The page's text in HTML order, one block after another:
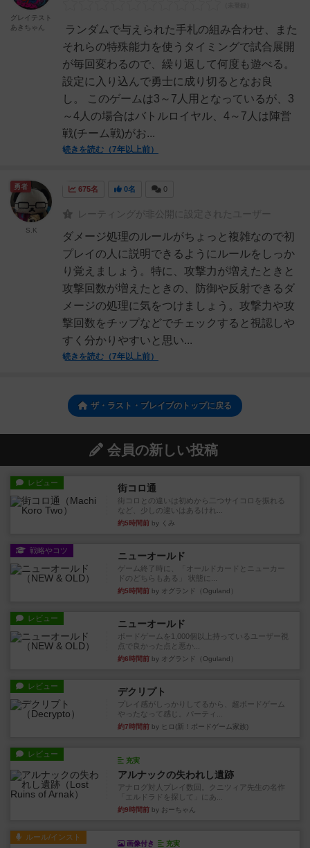
ランダムで与えられた手札の組み合わせ、また
それらの特殊能力を使うタイミングで試合展開
が毎回変わるので、繰り返して何度も遊べる。
設定に入り込んで勇士に成り切るとなお良
し。 このゲームは3～7人用となっているが、3
～4人の場合はバトルロイヤル、4～7人は陣営
戦(チーム戦)がお...
続きを読む（7年以上前）
グレイテスト
あきちゃん
675名 0名 0
レーティングが非公開に設定されたユーザー
ダメージ処理のルールがちょっと複雑なので初
プレイの人に説明できるようにルールをしっか
り覚えましょう。特に、攻撃力が増えたときと
攻撃回数が増えたときの、防御や反射できるダ
メージの処理に気をつけましょう。攻撃力や攻
撃回数をチップなどでチェックすると視認しや
すく分かりやすいと思い...
続きを読む（7年以上前）
勇者
S.K
ザ・ラスト・ブレイブのトップに戻る
会員の新しい投稿
レビュー 街コロ通
街コロとの違いは初めから二つサイコロを振れる
など、少しの違いはあるけれ...
約5時間前 by くみ
戦略やコツ ニューオールド
ゲーム終了時に、「オールドカードとニューカー
ドのどちらもある」 状態に...
約5時間前 by オグランド（Oguland）
レビュー ニューオールド
ボードゲームを1,000個以上持っているユーザー視
点で良かった点と悪か...
約6時間前 by オグランド（Oguland）
レビュー デクリプト
プレイ感がしっかりしてるから、超ボードゲーム
やったなって感じ。パーティ...
約7時間前 by ヒロ(新！ボードゲーム家族)
レビュー
充実
アルナックの失われし遺跡
アナログ対人プレイ数回。クニツィア先生の名作
「エルドラドを探して」にあ...
約9時間前 by おーちゃん
ルール/インスト
画像付き 充実